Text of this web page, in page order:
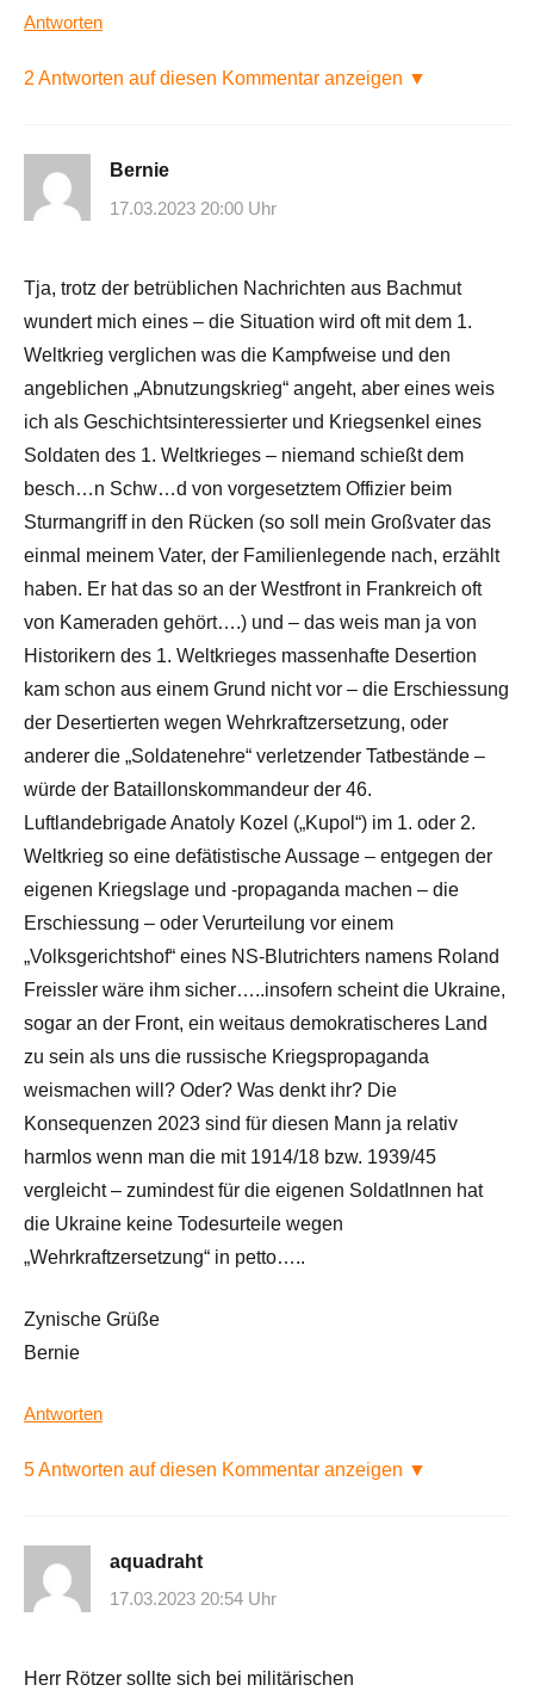
Antworten
2 Antworten auf diesen Kommentar anzeigen ▼
Bernie
17.03.2023 20:00 Uhr
Tja, trotz der betrüblichen Nachrichten aus Bachmut
wundert mich eines – die Situation wird oft mit dem 1.
Weltkrieg verglichen was die Kampfweise und den
angeblichen „Abnutzungskrieg“ angeht, aber eines weis
ich als Geschichtsinteressierter und Kriegsenkel eines
Soldaten des 1. Weltkrieges – niemand schießt dem
besch…n Schw…d von vorgesetztem Offizier beim
Sturmangriff in den Rücken (so soll mein Großvater das
einmal meinem Vater, der Familienlegende nach, erzählt
haben. Er hat das so an der Westfront in Frankreich oft
von Kameraden gehört….) und – das weis man ja von
Historikern des 1. Weltkrieges massenhafte Desertion
kam schon aus einem Grund nicht vor – die Erschiessung
der Desertierten wegen Wehrkraftzersetzung, oder
anderer die „Soldatenehre“ verletzender Tatbestände –
würde der Bataillonskommandeur der 46.
Luftlandebrigade Anatoly Kozel („Kupol“) im 1. oder 2.
Weltkrieg so eine defätistische Aussage – entgegen der
eigenen Kriegslage und -propaganda machen – die
Erschiessung – oder Verurteilung vor einem
„Volksgerichtshof“ eines NS-Blutrichters namens Roland
Freissler wäre ihm sicher…..insofern scheint die Ukraine,
sogar an der Front, ein weitaus demokratischeres Land
zu sein als uns die russische Kriegspropaganda
weismachen will? Oder? Was denkt ihr? Die
Konsequenzen 2023 sind für diesen Mann ja relativ
harmlos wenn man die mit 1914/18 bzw. 1939/45
vergleicht – zumindest für die eigenen SoldatInnen hat
die Ukraine keine Todesurteile wegen
„Wehrkraftzersetzung“ in petto…..
Zynische Grüße
Bernie
Antworten
5 Antworten auf diesen Kommentar anzeigen ▼
aquadraht
17.03.2023 20:54 Uhr
Herr Rötzer sollte sich bei militärischen